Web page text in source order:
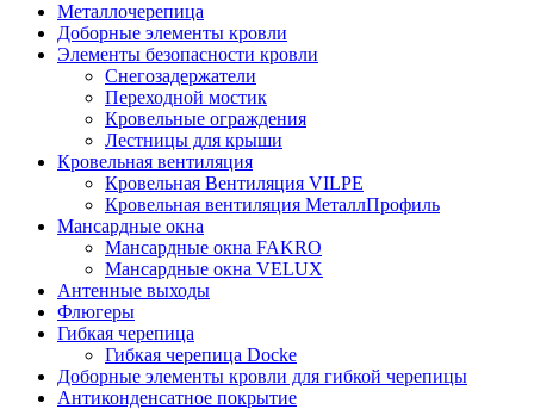
Металлочерепица
Доборные элементы кровли
Элементы безопасности кровли
Снегозадержатели
Переходной мостик
Кровельные ограждения
Лестницы для крыши
Кровельная вентиляция
Кровельная Вентиляция VILPE
Кровельная вентиляция МеталлПрофиль
Мансардные окна
Мансардные окна FAKRO
Мансардные окна VELUX
Антенные выходы
Флюгеры
Гибкая черепица
Гибкая черепица Docke
Доборные элементы кровли для гибкой черепицы
Антиконденсатное покрытие